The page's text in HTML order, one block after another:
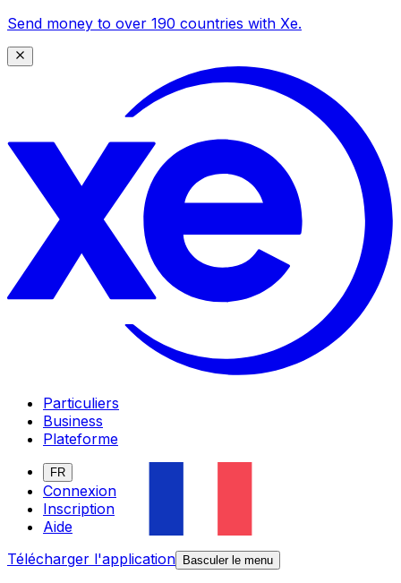
Send money to over 190 countries with Xe.
Particuliers
Business
Plateforme
FR
Connexion
Inscription
Aide
Télécharger l'application
Basculer le menu